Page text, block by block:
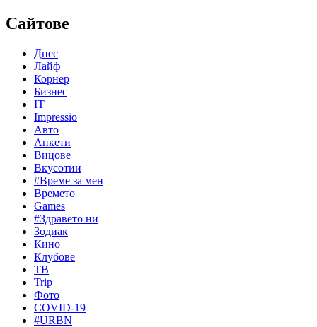
Сайтове
Днес
Лайф
Корнер
Бизнес
IT
Impressio
Авто
Анкети
Вицове
Вкусотии
#Време за мен
Времето
Games
#Здравето ни
Зодиак
Кино
Клубове
ТВ
Trip
Фото
COVID-19
#URBN